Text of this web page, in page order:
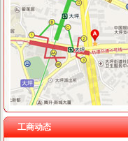
工商动态
工商动态
全市代理注销分公司区县局
高新区局围绕“三项重点工作
国家工商总局市重庆注销税
万州局重庆分公司注销全力服
沙坪坝局“五加”重庆分公司
周朝东局代办注销分公司长
大足县工商局局长杨心健的